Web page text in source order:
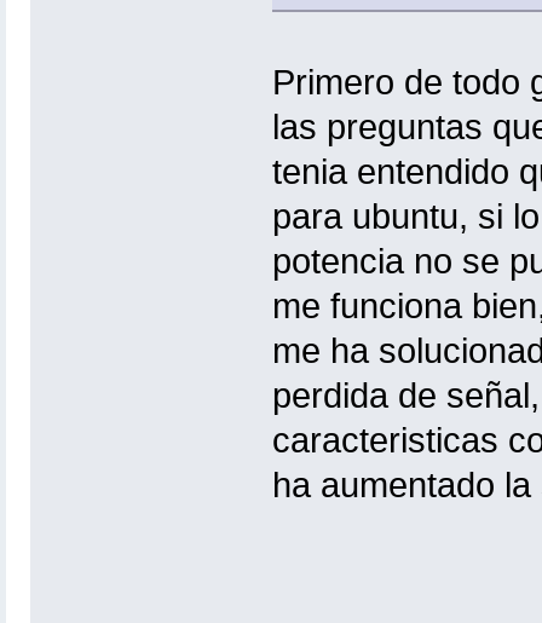
Primero de todo
las preguntas
tenia entendido
para ubuntu, si
potencia no se
me funciona
me ha
perdida de
caracteristicas
ha aumentado